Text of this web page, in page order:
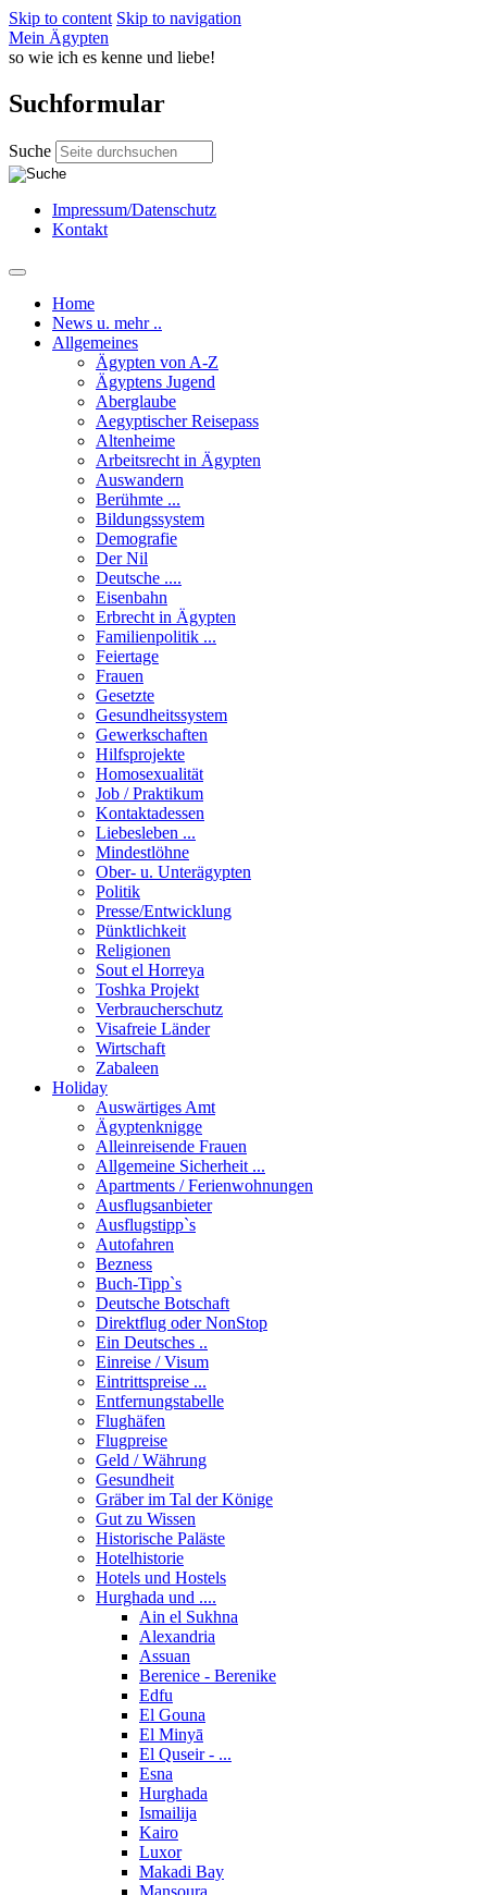
Skip to content Skip to navigation
Mein Ägypten
so wie ich es kenne und liebe!
Suchformular
Suche
Impressum/Datenschutz
Kontakt
Home
News u. mehr ..
Allgemeines
Ägypten von A-Z
Ägyptens Jugend
Aberglaube
Aegyptischer Reisepass
Altenheime
Arbeitsrecht in Ägypten
Auswandern
Berühmte ...
Bildungssystem
Demografie
Der Nil
Deutsche ....
Eisenbahn
Erbrecht in Ägypten
Familienpolitik ...
Feiertage
Frauen
Gesetzte
Gesundheitssystem
Gewerkschaften
Hilfsprojekte
Homosexualität
Job / Praktikum
Kontaktadessen
Liebesleben ...
Mindestlöhne
Ober- u. Unterägypten
Politik
Presse/Entwicklung
Pünktlichkeit
Religionen
Sout el Horreya
Toshka Projekt
Verbraucherschutz
Visafreie Länder
Wirtschaft
Zabaleen
Holiday
Auswärtiges Amt
Ägyptenknigge
Alleinreisende Frauen
Allgemeine Sicherheit ...
Apartments / Ferienwohnungen
Ausflugsanbieter
Ausflugstipp`s
Autofahren
Bezness
Buch-Tipp`s
Deutsche Botschaft
Direktflug oder NonStop
Ein Deutsches ..
Einreise / Visum
Eintrittspreise ...
Entfernungstabelle
Flughäfen
Flugpreise
Geld / Währung
Gesundheit
Gräber im Tal der Könige
Gut zu Wissen
Historische Paläste
Hotelhistorie
Hotels und Hostels
Hurghada und ....
Ain el Sukhna
Alexandria
Assuan
Berenice - Berenike
Edfu
El Gouna
El Minyā
El Quseir - ...
Esna
Hurghada
Ismailija
Kairo
Luxor
Makadi Bay
Mansoura